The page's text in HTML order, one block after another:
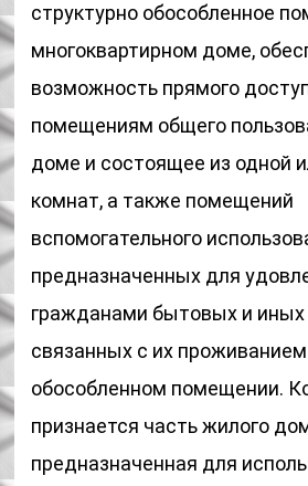
структурно обособленное
многоквартирном доме,
возможность прямого
помещениям общего
доме и состоящее из одной
комнат, а также помещений
вспомогательного
предназначенных для
гражданами бытовых и
связанных с их
обособленном помещении.
признается часть жилого
предназначенная для